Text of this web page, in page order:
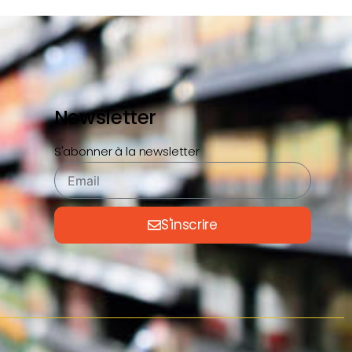
Newsletter
S'abonner à la newsletter
S'inscrire